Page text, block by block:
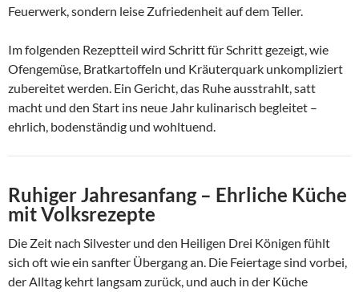
Feuerwerk, sondern leise Zufriedenheit auf dem Teller.
Im folgenden Rezeptteil wird Schritt für Schritt gezeigt, wie
Ofengemüse, Bratkartoffeln und Kräuterquark unkompliziert
zubereitet werden. Ein Gericht, das Ruhe ausstrahlt, satt
macht und den Start ins neue Jahr kulinarisch begleitet –
ehrlich, bodenständig und wohltuend.
Ruhiger Jahresanfang – Ehrliche Küche
mit Volksrezepte
Die Zeit nach Silvester und den Heiligen Drei Königen fühlt
sich oft wie ein sanfter Übergang an. Die Feiertage sind vorbei,
der Alltag kehrt langsam zurück, und auch in der Küche